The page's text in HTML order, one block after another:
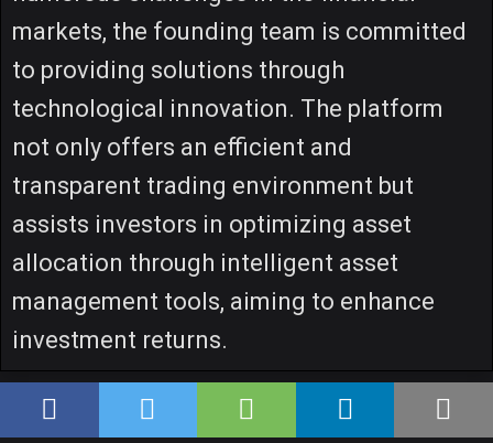
markets, the founding team is committed
to providing solutions through
technological innovation. The platform
not only offers an efficient and
transparent trading environment but
assists investors in optimizing asset
allocation through intelligent asset
management tools, aiming to enhance
investment returns.